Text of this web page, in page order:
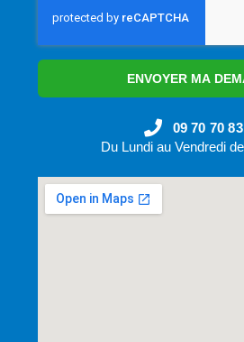
ENVOYER MA
09 70 70
Du Lundi au Vendredi